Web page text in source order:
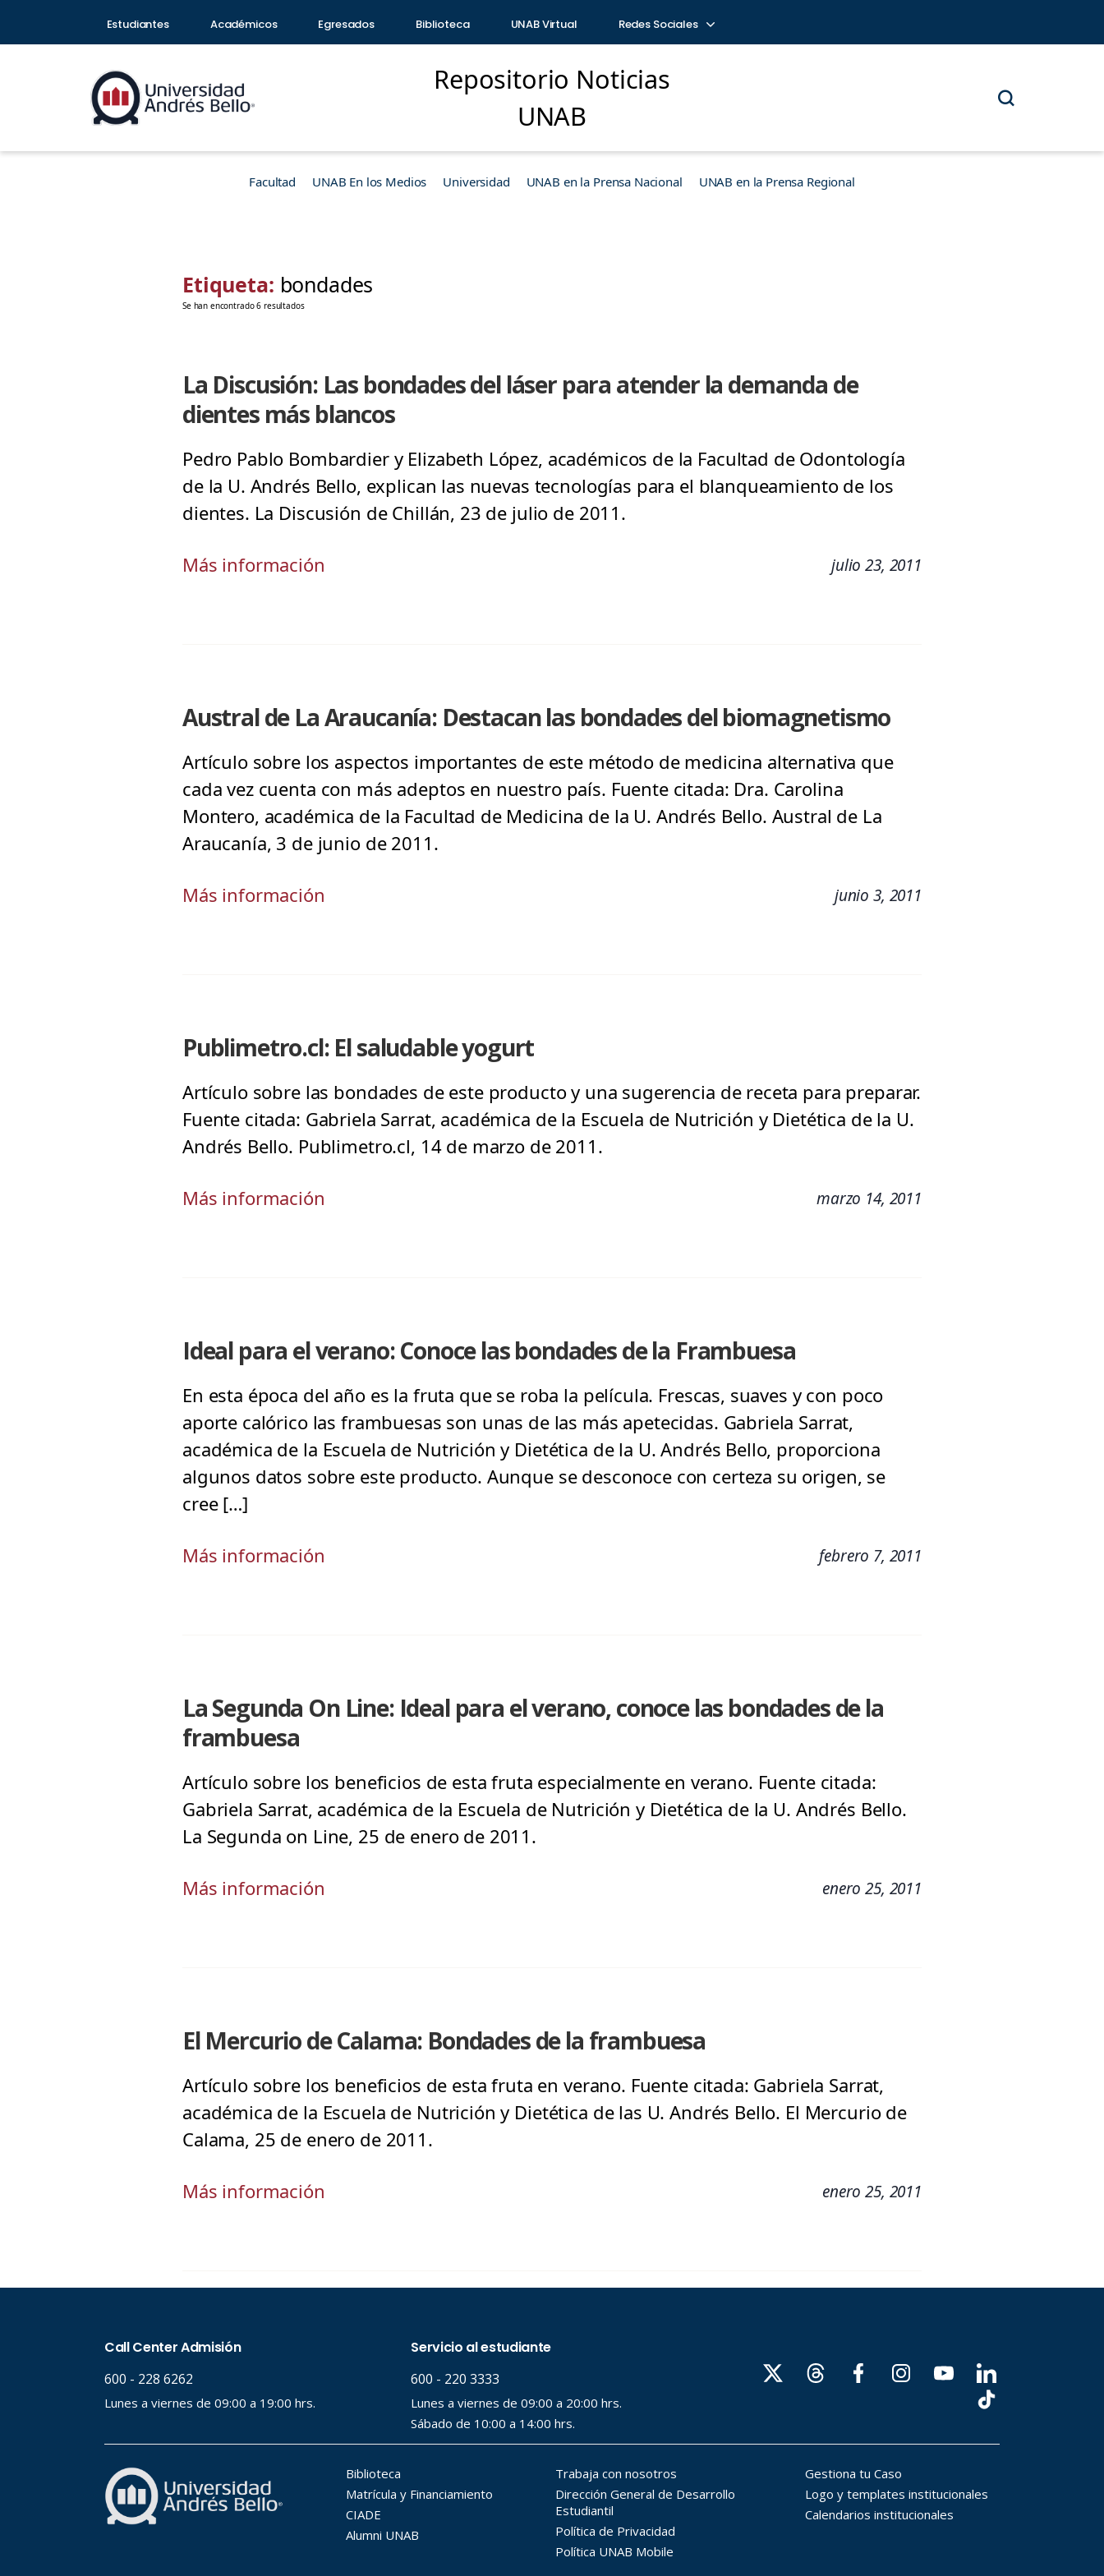
Estudiantes Académicos Egresados Biblioteca UNAB Virtual Redes Sociales
Repositorio Noticias
UNAB
Facultad UNAB En los Medios Universidad UNAB en la Prensa Nacional UNAB en la Prensa Regional
Etiqueta: bondades
Se han encontrado 6 resultados
La Discusión: Las bondades del láser para atender la demanda de
dientes más blancos
Pedro Pablo Bombardier y Elizabeth López, académicos de la Facultad de Odontología
de la U. Andrés Bello, explican las nuevas tecnologías para el blanqueamiento de los
dientes. La Discusión de Chillán, 23 de julio de 2011.
Más información julio 23, 2011
Austral de La Araucanía: Destacan las bondades del biomagnetismo
Artículo sobre los aspectos importantes de este método de medicina alternativa que
cada vez cuenta con más adeptos en nuestro país. Fuente citada: Dra. Carolina
Montero, académica de la Facultad de Medicina de la U. Andrés Bello. Austral de La
Araucanía, 3 de junio de 2011.
Más información junio 3, 2011
Publimetro.cl: El saludable yogurt
Artículo sobre las bondades de este producto y una sugerencia de receta para preparar.
Fuente citada: Gabriela Sarrat, académica de la Escuela de Nutrición y Dietética de la U.
Andrés Bello. Publimetro.cl, 14 de marzo de 2011.
Más información marzo 14, 2011
Ideal para el verano: Conoce las bondades de la Frambuesa
En esta época del año es la fruta que se roba la película. Frescas, suaves y con poco
aporte calórico las frambuesas son unas de las más apetecidas. Gabriela Sarrat,
académica de la Escuela de Nutrición y Dietética de la U. Andrés Bello, proporciona
algunos datos sobre este producto. Aunque se desconoce con certeza su origen, se
cree […]
Más información febrero 7, 2011
La Segunda On Line: Ideal para el verano, conoce las bondades de la
frambuesa
Artículo sobre los beneficios de esta fruta especialmente en verano. Fuente citada:
Gabriela Sarrat, académica de la Escuela de Nutrición y Dietética de la U. Andrés Bello.
La Segunda on Line, 25 de enero de 2011.
Más información enero 25, 2011
El Mercurio de Calama: Bondades de la frambuesa
Artículo sobre los beneficios de esta fruta en verano. Fuente citada: Gabriela Sarrat,
académica de la Escuela de Nutrición y Dietética de las U. Andrés Bello. El Mercurio de
Calama, 25 de enero de 2011.
Más información enero 25, 2011